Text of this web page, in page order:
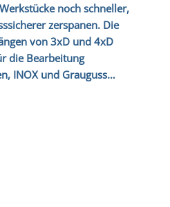
noch schneller,
zerspanen. Die
von 3xD und 4xD
die Bearbeitung
INOX und Grauguss…